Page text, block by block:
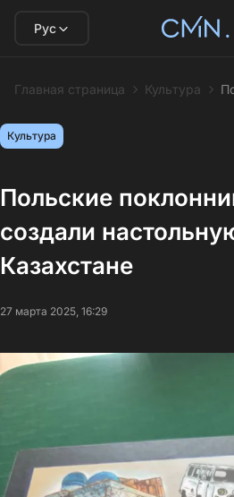
Рус
Главная страница Культура
Культура
Польские
создали
Казахстане
27 марта 2025, 16:29